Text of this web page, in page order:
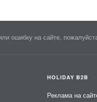
ошибку на сайте,
HOLIDAY B2B
Реклама на